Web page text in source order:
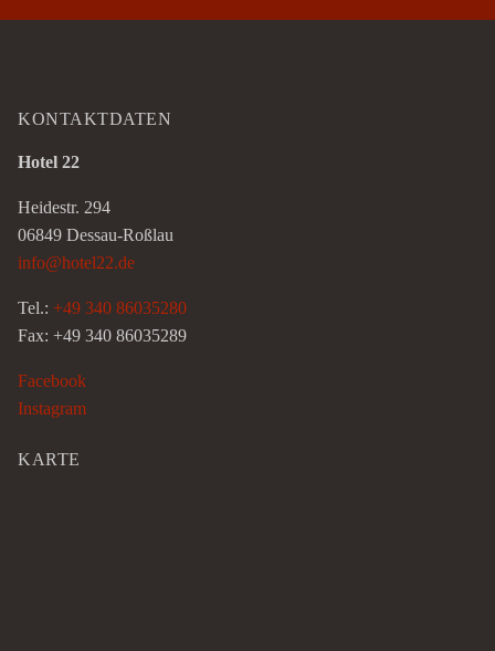
KONTAKTDATEN
Hotel 22
Heidestr. 294
06849 Dessau-Roßlau
info@hotel22.de
Tel.: +49 340 86035280
Fax: +49 340 86035289
Facebook
Instagram
KARTE